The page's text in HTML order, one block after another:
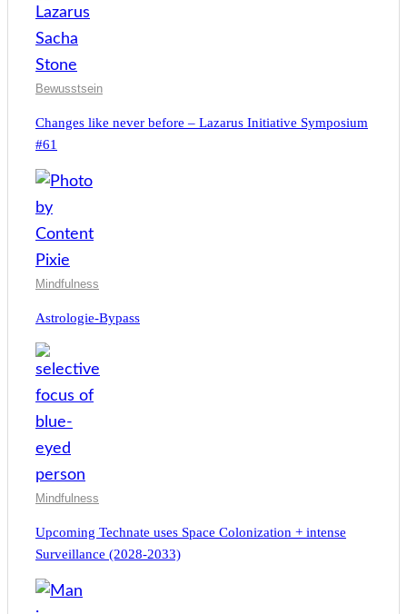
Bewusstsein
Changes like never before – Lazarus Initiative Symposium
#61
Mindfulness
Astrologie-Bypass
Mindfulness
Upcoming Technate uses Space Colonization + intense
Surveillance (2028-2033)